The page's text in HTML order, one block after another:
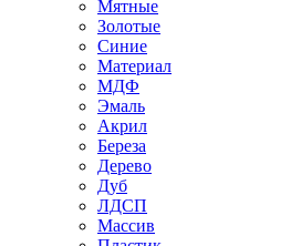
Мятные
Золотые
Синие
Материал
МДФ
Эмаль
Акрил
Береза
Дерево
Дуб
ЛДСП
Массив